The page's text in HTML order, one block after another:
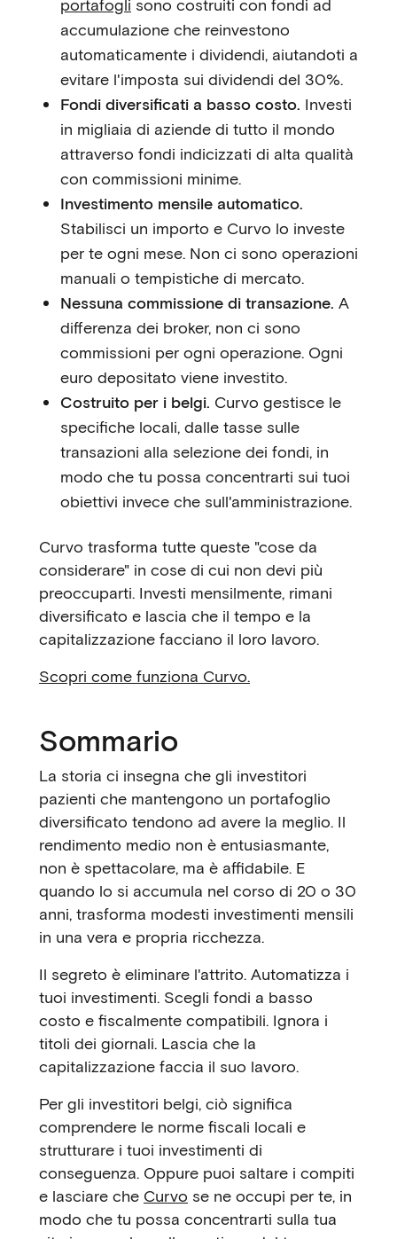
portafogli sono costruiti con fondi ad
accumulazione che reinvestono
automaticamente i dividendi, aiutandoti a
evitare l'imposta sui dividendi del 30%.
Fondi diversificati a basso costo. Investi
in migliaia di aziende di tutto il mondo
attraverso fondi indicizzati di alta qualità
con commissioni minime.
Investimento mensile automatico.
Stabilisci un importo e Curvo lo investe
per te ogni mese. Non ci sono operazioni
manuali o tempistiche di mercato.
Nessuna commissione di transazione. A
differenza dei broker, non ci sono
commissioni per ogni operazione. Ogni
euro depositato viene investito.
Costruito per i belgi. Curvo gestisce le
specifiche locali, dalle tasse sulle
transazioni alla selezione dei fondi, in
modo che tu possa concentrarti sui tuoi
obiettivi invece che sull'amministrazione.
Curvo trasforma tutte queste "cose da
considerare" in cose di cui non devi più
preoccuparti. Investi mensilmente, rimani
diversificato e lascia che il tempo e la
capitalizzazione facciano il loro lavoro.
Scopri come funziona Curvo.
Sommario
La storia ci insegna che gli investitori
pazienti che mantengono un portafoglio
diversificato tendono ad avere la meglio. Il
rendimento medio non è entusiasmante,
non è spettacolare, ma è affidabile. E
quando lo si accumula nel corso di 20 o 30
anni, trasforma modesti investimenti mensili
in una vera e propria ricchezza.
Il segreto è eliminare l'attrito. Automatizza i
tuoi investimenti. Scegli fondi a basso
costo e fiscalmente compatibili. Ignora i
titoli dei giornali. Lascia che la
capitalizzazione faccia il suo lavoro.
Per gli investitori belgi, ciò significa
comprendere le norme fiscali locali e
strutturare i tuoi investimenti di
conseguenza. Oppure puoi saltare i compiti
e lasciare che Curvo se ne occupi per te, in
modo che tu possa concentrarti sulla tua